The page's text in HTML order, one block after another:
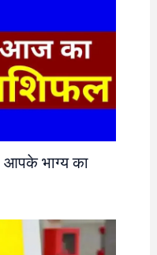
आपके भाग्य का